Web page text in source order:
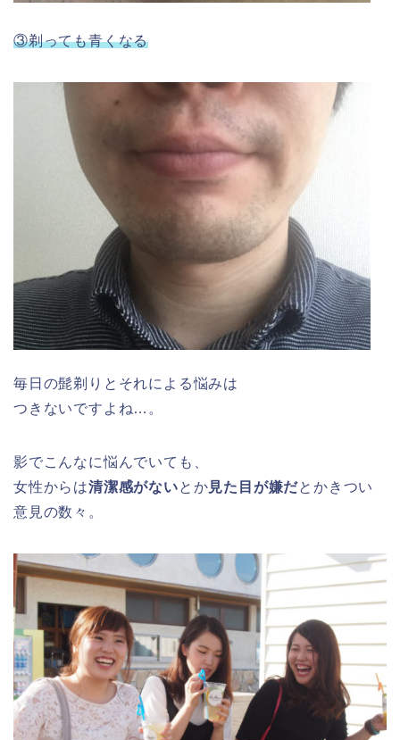
③剃っても青くなる
毎日の髭剃りとそれによる悩みは
つきないですよね…。
影でこんなに悩んでいても、
女性からは清潔感がないとか見た目が嫌だとかきつい
意見の数々。